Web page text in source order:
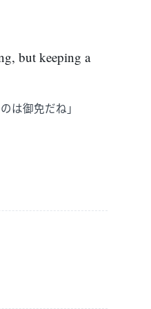
but keeping a
は御免だね」